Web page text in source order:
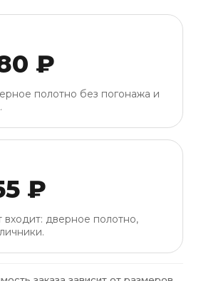
₽
полотно без погонажа и
₽
входит: дверное полотно,